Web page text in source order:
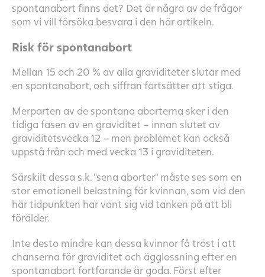
spontanabort finns det? Det är några av de frågor
som vi vill försöka besvara i den här artikeln.
Risk för spontanabort
Mellan 15 och 20 % av alla graviditeter slutar med
en spontanabort, och siffran fortsätter att stiga.
Merparten av de spontana aborterna sker i den
tidiga fasen av en graviditet – innan slutet av
graviditetsvecka 12 – men problemet kan också
uppstå från och med vecka 13 i graviditeten.
Särskilt dessa s.k. ”sena aborter” måste ses som en
stor emotionell belastning för kvinnan, som vid den
här tidpunkten har vant sig vid tanken på att bli
förälder.
Inte desto mindre kan dessa kvinnor få tröst i att
chanserna för graviditet och ägglossning efter en
spontanabort fortfarande är goda. Först efter